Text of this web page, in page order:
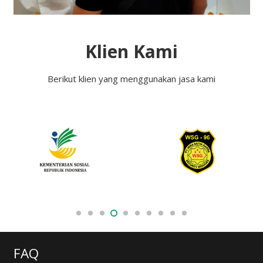
Klien Kami
Berikut klien yang menggunakan jasa kami
FAQ